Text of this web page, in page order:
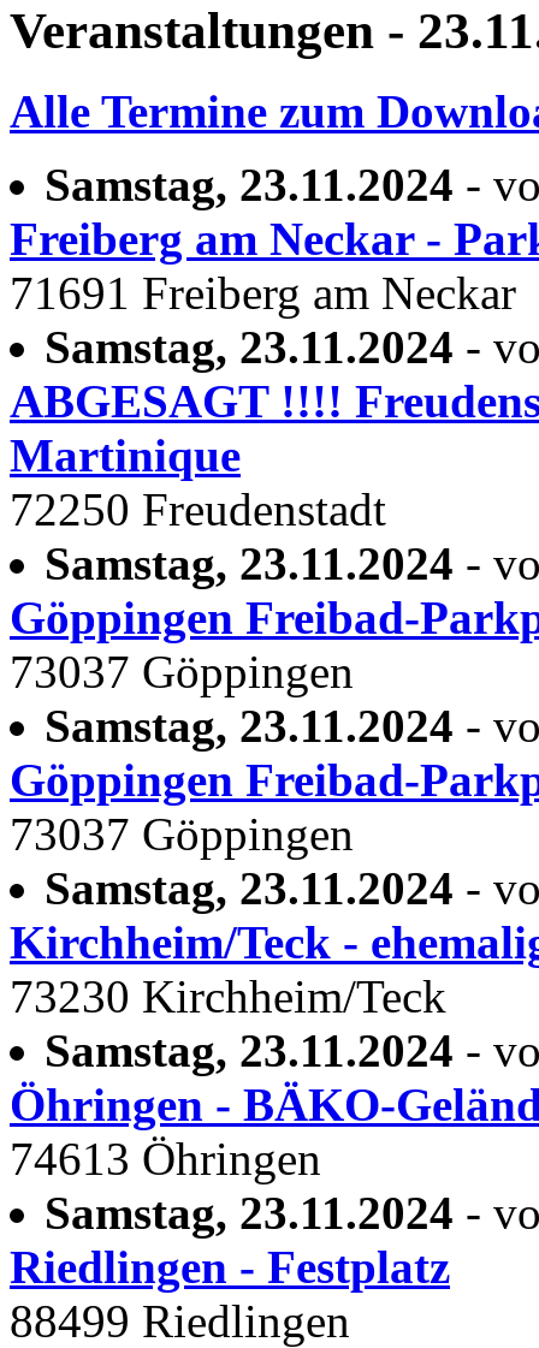
Veranstaltungen -
Alle Termine zum
Samstag, 23.11.2024 -
Freiberg am Neckar -
71691 Freiberg am Neckar
Samstag, 23.11.2024 -
ABGESAGT !!!!
Martinique
72250 Freudenstadt
Samstag, 23.11.2024 -
Göppingen Freibad-
73037 Göppingen
Samstag, 23.11.2024 -
Göppingen Freibad-
73037 Göppingen
Samstag, 23.11.2024 -
Kirchheim/Teck -
73230 Kirchheim/Teck
Samstag, 23.11.2024 -
Öhringen - BÄKO-
74613 Öhringen
Samstag, 23.11.2024 -
Riedlingen - Festplatz
88499 Riedlingen